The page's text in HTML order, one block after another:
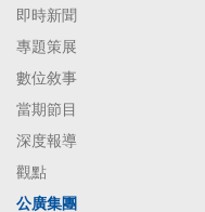
即時新聞
專題策展
數位敘事
當期節目
深度報導
觀點
公廣集團